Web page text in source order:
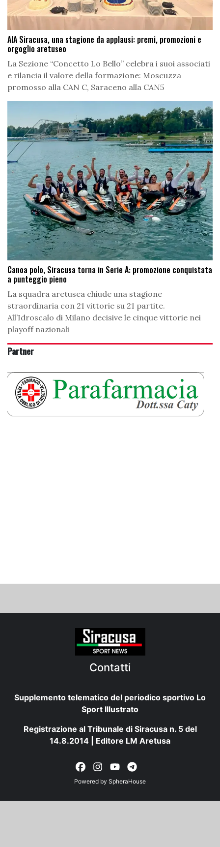
AIA Siracusa, una stagione da applausi: premi, promozioni e
orgoglio aretuseo
La Sezione “Concetto Lo Bello” celebra i suoi associati
e rilancia il valore della formazione: Moscuzza
promosso alla CAN C, Saraceno alla CAN5
Canoa polo, Siracusa torna in Serie A: promozione conquistata
a punteggio pieno
La squadra aretusea chiude una stagione
straordinaria con 21 vittorie su 21 partite.
All’Idroscalo di Milano decisive le cinque vittorie nei
playoff nazionali
Partner
Contatti
Supplemento telematico del periodico sportivo Lo
Sport Illustrato
Registrazione al Tribunale di Siracusa n. 5 del
14.8.2014 | Editore LM Aretusa
Powered by SpheraHouse